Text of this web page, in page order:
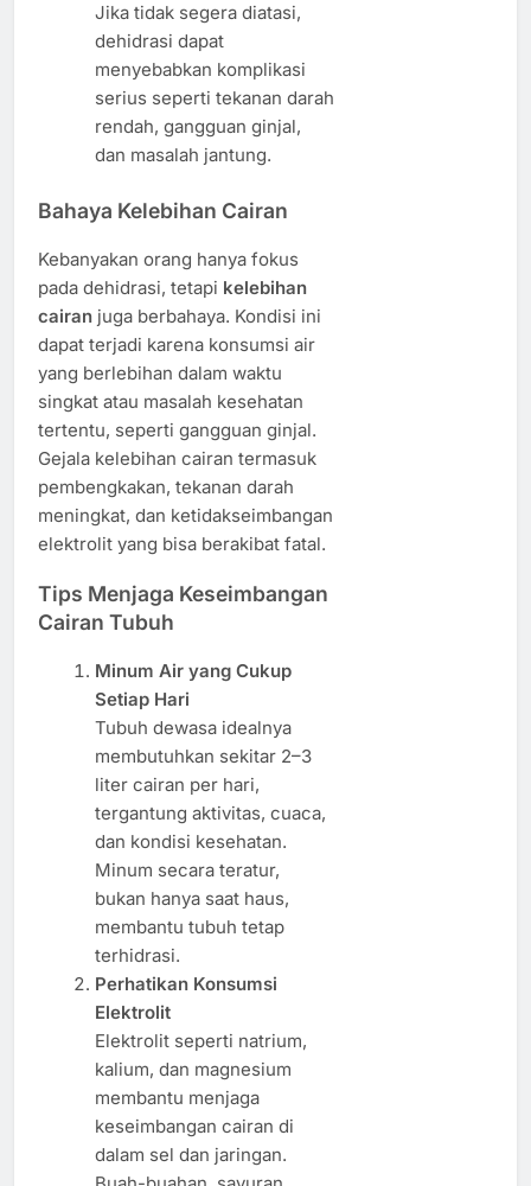
Jika tidak segera diatasi,
dehidrasi dapat
menyebabkan komplikasi
serius seperti tekanan darah
rendah, gangguan ginjal,
dan masalah jantung.
Bahaya Kelebihan Cairan
Kebanyakan orang hanya fokus
pada dehidrasi, tetapi kelebihan
cairan juga berbahaya. Kondisi ini
dapat terjadi karena konsumsi air
yang berlebihan dalam waktu
singkat atau masalah kesehatan
tertentu, seperti gangguan ginjal.
Gejala kelebihan cairan termasuk
pembengkakan, tekanan darah
meningkat, dan ketidakseimbangan
elektrolit yang bisa berakibat fatal.
Tips Menjaga Keseimbangan
Cairan Tubuh
Minum Air yang Cukup
Setiap Hari
Tubuh dewasa idealnya
membutuhkan sekitar 2–3
liter cairan per hari,
tergantung aktivitas, cuaca,
dan kondisi kesehatan.
Minum secara teratur,
bukan hanya saat haus,
membantu tubuh tetap
terhidrasi.
Perhatikan Konsumsi
Elektrolit
Elektrolit seperti natrium,
kalium, dan magnesium
membantu menjaga
keseimbangan cairan di
dalam sel dan jaringan.